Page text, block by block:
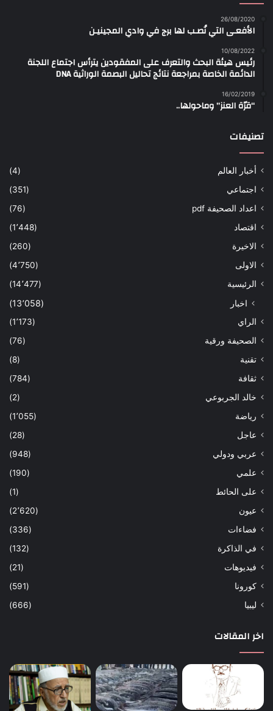
26/08/2020
الأفعـى التي نُصـب لها برج في وادي المجينيـن
10/08/2022
رئيس هيئة البحث والتعرف على المفقودين يترأس اجتماع اللجنة
الدائمة الخاصة بمراجعة نتائج تحاليل البصمة الوراثية DNA
16/02/2019
“قرّة العنز” وماحولها..
تصنيفات
أخبار العالم
(4)
اجتماعي
(351)
اعداد الصحيفة pdf
(76)
اقتصاد
(1٬448)
الاخيرة
(260)
الاولى
(4٬750)
الرئيسية
(14٬477)
اخبار (13٬058)
الراي
(1٬173)
الصحيفة ورقية
(76)
تقنية
(8)
ثقافة
(784)
خالد الجربوعي
(2)
رياضة
(1٬055)
عاجل
(28)
عربي ودولي
(948)
علمي
(190)
على الحائط
(1)
عيون
(2٬620)
فضاءات
(336)
في الذاكرة
(132)
فيديوهات
(21)
كورونا
(591)
ليبيا
(666)
اخر المقالات